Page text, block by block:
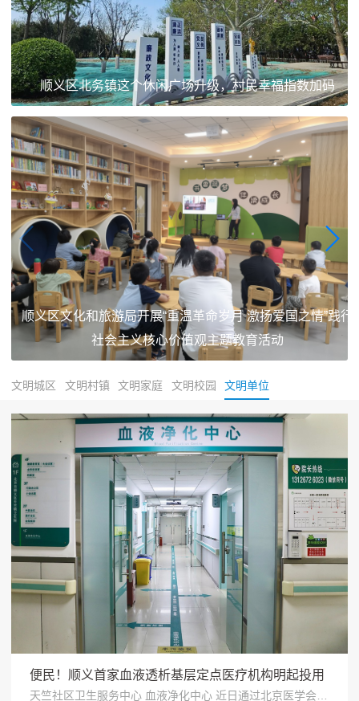
顺义区北务镇这个休闲广场升级，村民幸福指数加码
顺义区文化和旅游局开展“重温革命岁月 激扬爱国之情”践行
社会主义核心价值观主题教育活动
文明城区 文明村镇 文明家庭 文明校园 文明单位
便民！顺义首家血液透析基层定点医疗机构明起投用